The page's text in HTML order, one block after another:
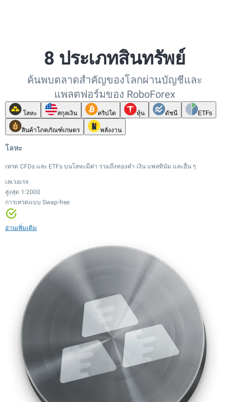
8 ประเภทสินทรัพย์
ค้นพบตลาดสำคัญของโลกผ่านบัญชีและ
แพลตฟอร์มของ RoboForex
โลหะ สกุลเงิน คริปโต หุ้น ดัชนี ETFs
สินค้าโภคภัณฑ์เกษตร พลังงาน
โลหะ
เทรด CFDs และ ETFs บนโลหะมีค่า รวมถึงทองคำ เงิน แพลทินัม และอื่น ๆ
เลเวอเรจ
สูงสุด 1:2000
การเทรดแบบ Swap-free
อ่านเพิ่มเติม
เลเวอเรจ
การเทรดแบบ Swap-free